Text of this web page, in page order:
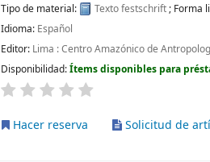
Tipo de material:
Textofestschrift; Forma
Idioma: Español
Editor: Lima : Centro Amazónico de
Disponibilidad:Ítems disponibles para
Hacer reserva Solicitud de